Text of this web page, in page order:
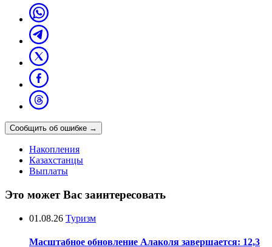
Сообщить об ошибке →
Накопления
Казахстанцы
Выплаты
Это может Вас заинтересовать
01.08.26 Туризм
Масштабное обновление Алаколя завершается: 12,3